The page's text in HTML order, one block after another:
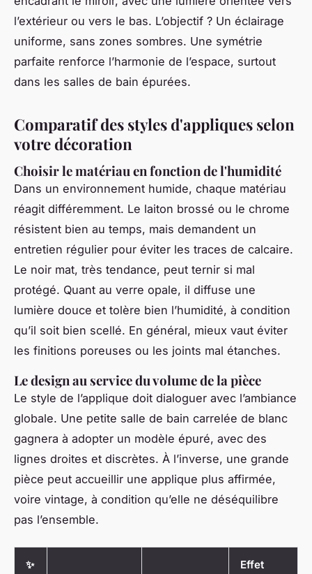
l’extérieur ou vers le bas. L’objectif ? Un éclairage
uniforme, sans zones sombres. Une symétrie
parfaite renforce l’harmonie de l’espace, surtout
dans les salles de bain épurées.
Comparatif des styles d'appliques selon
votre décoration
Choisir le matériau en fonction de l'humidité
Dans un environnement humide, chaque matériau
réagit différemment. Le laiton brossé ou le chrome
résistent bien au temps, mais demandent un
entretien régulier pour éviter les traces de calcaire.
Le noir mat, très tendance, peut ternir si mal
protégé. Quant au verre opale, il diffuse une
lumière douce et tolère bien l’humidité, à condition
qu’il soit bien scellé. En général, mieux vaut éviter
les finitions poreuses ou les joints mal étanches.
Le design au service du volume de la pièce
Le style de l’applique doit dialoguer avec l’ambiance
globale. Une petite salle de bain carrelée de blanc
gagnera à adopter un modèle épuré, avec des
lignes droites et discrètes. À l’inverse, une grande
pièce peut accueillir une applique plus affirmée,
voire vintage, à condition qu’elle ne déséquilibre
pas l’ensemble.
✨
Effet